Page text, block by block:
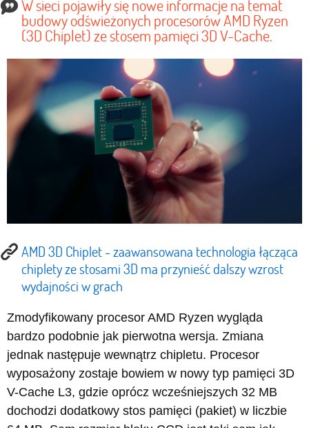
W sieci pojawiły się nowe informacje na temat
budowy odświeżonych procesorów AMD Ryzen
(3D Chiplet) ze stosem pamięci 3D V-Cache.
AMD 3D Chiplet - zaawansowana technologia łącząca
chiplety ze stosami 3D ma przynieść dalszy wzrost
wydajności w grach
Zmodyfikowany procesor AMD Ryzen wygląda
bardzo podobnie jak pierwotna wersja. Zmiana
jednak następuje wewnątrz chipletu. Procesor
wyposażony zostaje bowiem w nowy typ pamięci 3D
V-Cache L3, gdzie oprócz wcześniejszych 32 MB
dochodzi dodatkowy stos pamięci (pakiet) w liczbie